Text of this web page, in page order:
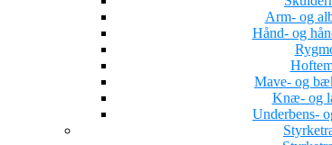
Arm- og
Hånd- og
Mave- og
Knæ- og
Underbens-